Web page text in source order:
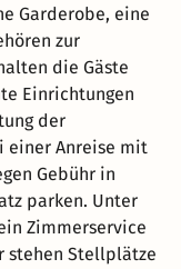
Garderobe, eine
zur
die Gäste
Einrichtungen
der
einer Anreise mit
Gebühr in
parken. Unter
Zimmerservice
stehen Stellplätze